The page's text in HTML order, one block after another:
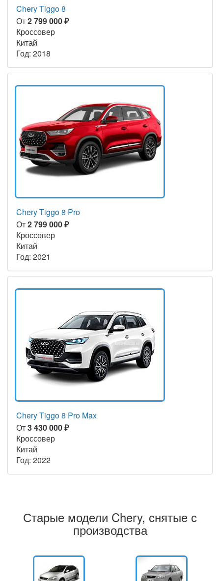
Chery Tiggo 8
От2 799 000 ₽
Кроссовер
Китай
Год: 2018
Chery Tiggo 8 Pro
От2 799 000 ₽
Кроссовер
Китай
Год: 2021
Chery Tiggo 8 Pro Max
От3 430 000 ₽
Кроссовер
Китай
Год: 2022
Старые модели Chery, снятые с
производства